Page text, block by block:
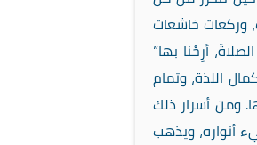
وركعات خاشعات
أرِحْنا بها”
اللذة، وتمام
ومن أسرار ذلك
أنواره، ويذهب